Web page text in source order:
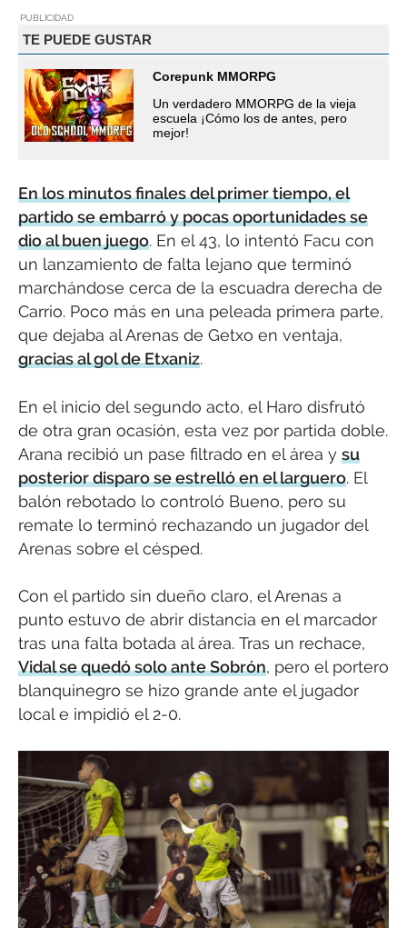
PUBLICIDAD
TE PUEDE GUSTAR
Corepunk MMORPG
Un verdadero MMORPG de la vieja
escuela ¡Cómo los de antes, pero
mejor!
En los minutos finales del primer tiempo, el
partido se embarró y pocas oportunidades se
dio al buen juego. En el 43, lo intentó Facu con
un lanzamiento de falta lejano que terminó
marchándose cerca de la escuadra derecha de
Carrio. Poco más en una peleada primera parte,
que dejaba al Arenas de Getxo en ventaja,
gracias al gol de Etxaniz.
En el inicio del segundo acto, el Haro disfrutó
de otra gran ocasión, esta vez por partida doble.
Arana recibió un pase filtrado en el área y su
posterior disparo se estrelló en el larguero. El
balón rebotado lo controló Bueno, pero su
remate lo terminó rechazando un jugador del
Arenas sobre el césped.
Con el partido sin dueño claro, el Arenas a
punto estuvo de abrir distancia en el marcador
tras una falta botada al área. Tras un rechace,
Vidal se quedó solo ante Sobrón, pero el portero
blanquinegro se hizo grande ante el jugador
local e impidió el 2-0.